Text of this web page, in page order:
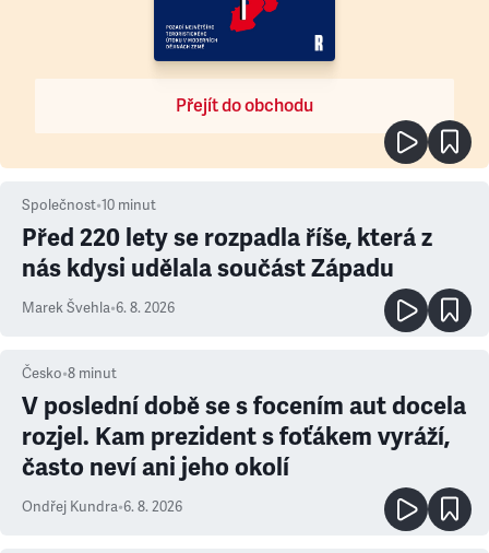
Přejít do obchodu
Společnost•10 minut
Před 220 lety se rozpadla říše, která z
nás kdysi udělala součást Západu
Marek Švehla•6. 8. 2026
Česko•8 minut
V poslední době se s focením aut docela
rozjel. Kam prezident s foťákem vyráží,
často neví ani jeho okolí
Ondřej Kundra•6. 8. 2026